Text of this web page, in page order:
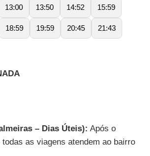
13:00 13:50 14:52 15:59
18:59 19:59 20:45 21:43
– Dias Úteis): Após o
todas as viagens atendem ao bairro